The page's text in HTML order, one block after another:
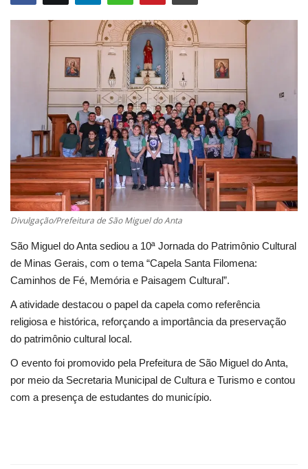
Polícia/Acidente
Cultura
UFV
Oportunidade
Sua Cidade
Tempo
Política
Trânsito
Segurança Pública
Divulgação/Prefeitura de São Miguel do Anta
São Miguel do Anta sediou a 10ª Jornada do Patrimônio Cultural
de Minas Gerais, com o tema “Capela Santa Filomena:
Caminhos de Fé, Memória e Paisagem Cultural”.
A atividade destacou o papel da capela como referência
religiosa e histórica, reforçando a importância da preservação
do patrimônio cultural local.
O evento foi promovido pela Prefeitura de São Miguel do Anta,
por meio da Secretaria Municipal de Cultura e Turismo e contou
com a presença de estudantes do município.